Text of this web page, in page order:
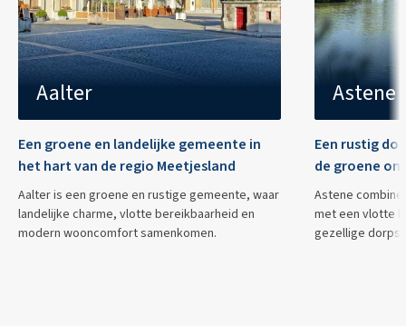
Aalter
Een groene en landelijke gemeente in
het hart van de regio Meetjesland
Aalter is een groene en rustige gemeente, waar
landelijke charme, vlotte bereikbaarheid en
modern wooncomfort samenkomen.
Astene
Een rustig
de groene
Astene
met een vlotte
gezellige